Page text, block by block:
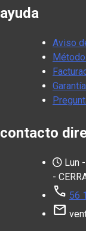
ayuda
Aviso
contacto
Lun
-
call 56
mail